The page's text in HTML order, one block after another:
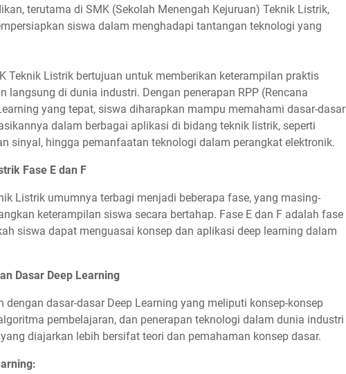
terutama di SMK (Sekolah Menengah Kejuruan) Teknik Listrik,
siswa dalam menghadapi tantangan teknologi yang
Teknik Listrik bertujuan untuk memberikan keterampilan praktis
langsung di dunia industri. Dengan penerapan RPP (Rencana
yang tepat, siswa diharapkan mampu memahami dasar-dasar
dalam berbagai aplikasi di bidang teknik listrik, seperti
sinyal, hingga pemanfaatan teknologi dalam perangkat elektronik.
Fase E dan F
Listrik umumnya terbagi menjadi beberapa fase, yang masing-
keterampilan siswa secara bertahap. Fase E dan F adalah fase
siswa dapat menguasai konsep dan aplikasi deep learning dalam
Dasar Deep Learning
dengan dasar-dasar Deep Learning yang meliputi konsep-konsep
pembelajaran, dan penerapan teknologi dalam dunia industri
diajarkan lebih bersifat teori dan pemahaman konsep dasar.